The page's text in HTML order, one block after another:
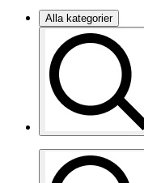
Alla kategorier